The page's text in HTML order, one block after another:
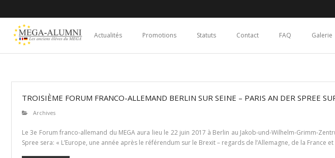
Actualités Promotions Statuts Contact FAQ Galerie
TROISIÈME FORUM FRANCO-ALLEMAND BERLIN SUR SEINE – PARIS AN DER SPREE
Archives
Le 3e Forum franco-allemand du MEGA aura lieu le 22 juin 2017 à Berlin au Jakob-und-Wilhelm-Grimm-
Spree sera: « L’Europe, une année après le référendum sur le Brexit – regards de l’Allemagne, de la France et